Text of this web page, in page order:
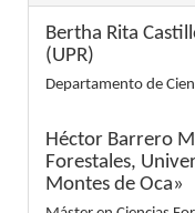
Bertha Rita
(UPR)
Departamento de
Héctor Barrero
Forestales,
Montes de Oca»